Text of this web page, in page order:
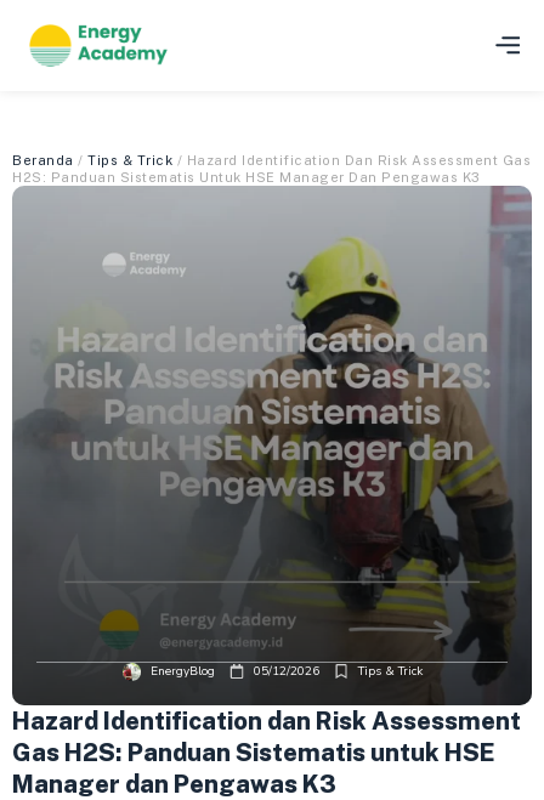
Beranda / Tips & Trick / Hazard Identification Dan Risk Assessment Gas
H2S: Panduan Sistematis Untuk HSE Manager Dan Pengawas K3
EnergyBlog 05/12/2026 Tips & Trick
Hazard Identification dan Risk Assessment
Gas H2S: Panduan Sistematis untuk HSE
Manager dan Pengawas K3